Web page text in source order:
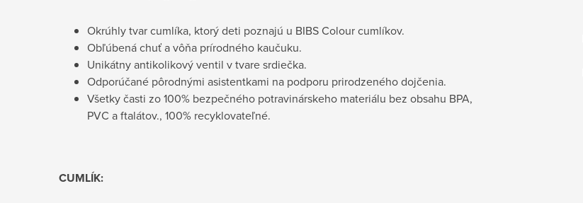
Okrúhly tvar cumlíka, ktorý deti poznajú u BIBS Colour cumlíkov.
Obľúbená chuť a vôňa prírodného kaučuku.
Unikátny antikolikový ventil v tvare srdiečka.
Odporúčané pôrodnými asistentkami na podporu prirodzeného dojčenia.
Všetky časti zo 100% bezpečného potravinárskeho materiálu bez obsahu BPA,
PVC a ftalátov., 100% recyklovateľné.
CUMLÍK: